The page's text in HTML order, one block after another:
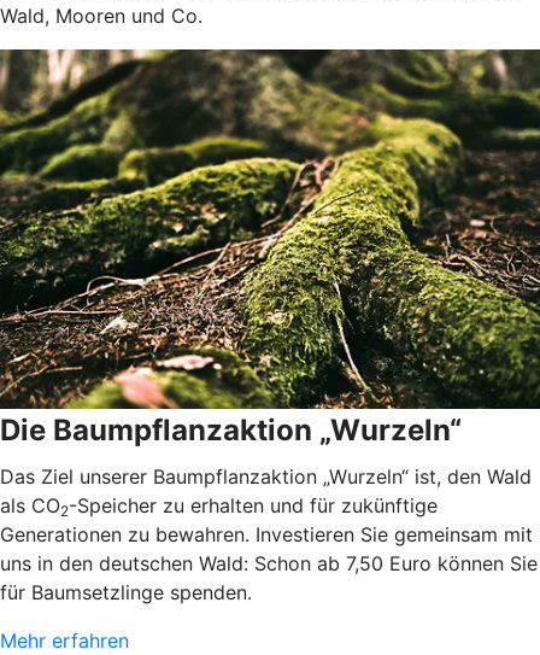
Wald, Mooren und Co.
Die Baumpflanzaktion „Wurzeln“
Das Ziel unserer Baumpflanzaktion „Wurzeln“ ist, den Wald
als CO2-Speicher zu erhalten und für zukünftige
Generationen zu bewahren. Investieren Sie gemeinsam mit
uns in den deutschen Wald: Schon ab 7,50 Euro können Sie
für Baumsetzlinge spenden.
Mehr erfahren